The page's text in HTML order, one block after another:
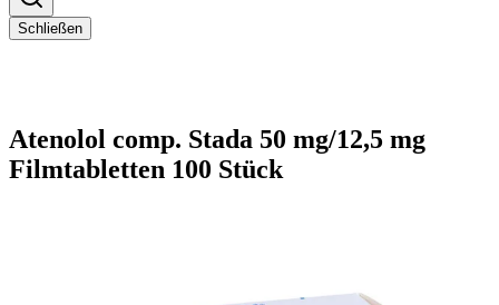
Schließen
Atenolol comp. Stada 50 mg/12,5 mg
Filmtabletten 100 Stück